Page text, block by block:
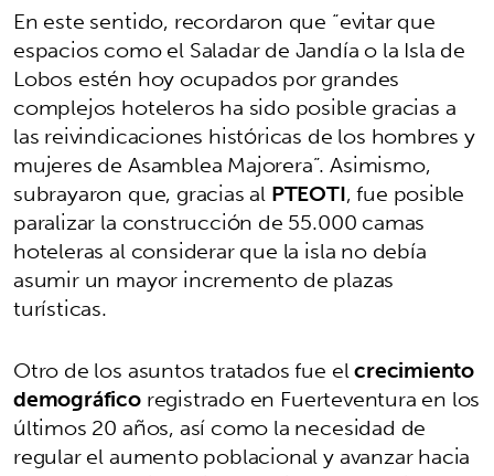
En este sentido, recordaron que “evitar que
espacios como el Saladar de Jandía o la Isla de
Lobos estén hoy ocupados por grandes
complejos hoteleros ha sido posible gracias a
las reivindicaciones históricas de los hombres y
mujeres de Asamblea Majorera”. Asimismo,
subrayaron que, gracias alPTEOTI, fue posible
paralizar la construcción de 55.000 camas
hoteleras al considerar que la isla no debía
asumir un mayor incremento de plazas
turísticas.
Otro de los asuntos tratados fue elcrecimiento
demográficoregistrado en Fuerteventura en los
últimos 20 años, así como la necesidad de
regular el aumento poblacional y avanzar hacia